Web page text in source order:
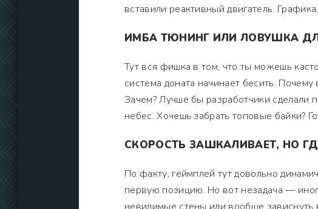
вставили реактивный двигатель.
ИМБА ТЮНИНГ ИЛИ ЛОВУШКА
Тут вся фишка в том, что ты можешь
система доната начинает бесить.
Зачем? Лучше бы разработчики сделали
небес. Хочешь забрать топовые байки?
СКОРОСТЬ ЗАШКАЛИВАЕТ, НО
По факту, геймплей тут довольно
первую позицию. Но вот незадача —